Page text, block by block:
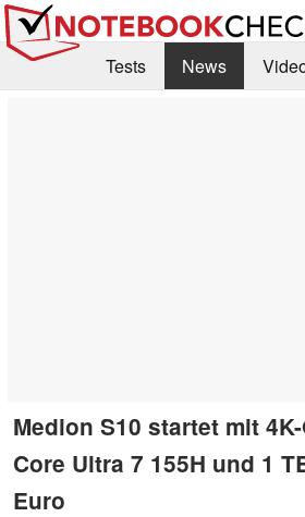
Tests News
Medion S10 startet mit
Core Ultra 7 155H und 1
Euro